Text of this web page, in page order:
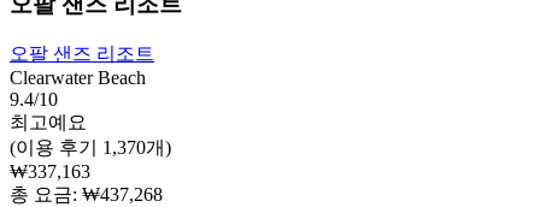
오팔 샌즈 리조트
Clearwater Beach
9.4/10
최고예요
(이용 후기 1,370개)
₩337,163
총 요금: ₩437,268